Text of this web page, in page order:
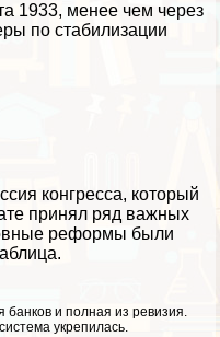
1933, менее чем через
по стабилизации
конгресса, который
принял ряд важных
реформы были
банков и полная из ревизия.
укрепилась.